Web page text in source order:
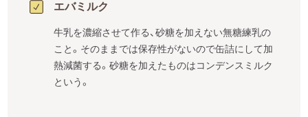
エバミルク
牛乳を濃縮させて作る、砂糖を加えない無糖練乳の
こと。そのままでは保存性がないので缶詰にして加
熱減菌する。砂糖を加えたものはコンデンスミルク
という。